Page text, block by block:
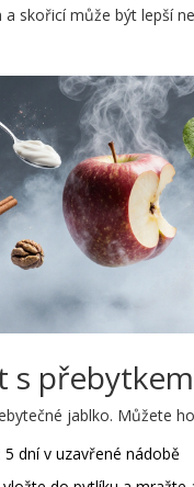
a skořicí může být lepší
s
jablko. Můžete
5 dní v uzavřené nádobě